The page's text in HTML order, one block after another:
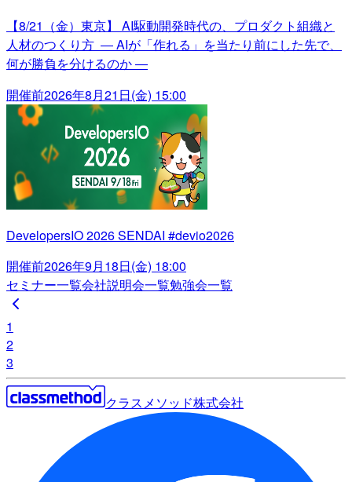
【8/21（金）東京】 AI駆動開発時代の、プロダクト組織と
人材のつくり方 ― AIが「作れる」を当たり前にした先で、
何が勝負を分けるのか ―
開催前2026年8月21日(金) 15:00
DevelopersIO 2026 SENDAI #devio2026
開催前2026年9月18日(金) 18:00
セミナー一覧会社説明会一覧勉強会一覧
1
2
3
クラスメソッド株式会社